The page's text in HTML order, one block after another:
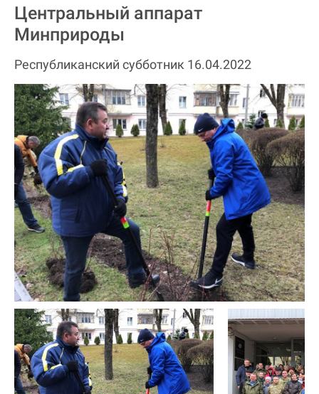
Центральный аппарат
Минприроды
Республиканский субботник 16.04.2022